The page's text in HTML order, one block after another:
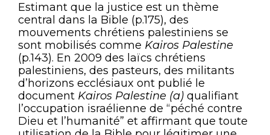
Estimant que la justice est un thème
central dans la Bible (p.175), des
mouvements chrétiens palestiniens se
sont mobilisés comme Kairos Palestine
(p.143). En 2009 des laïcs chrétiens
palestiniens, des pasteurs, des militants
d’horizons ecclésiaux ont publié le
document Kairos Palestine (a) qualifiant
l’occupation israélienne de “péché contre
Dieu et l’humanité” et affirmant que toute